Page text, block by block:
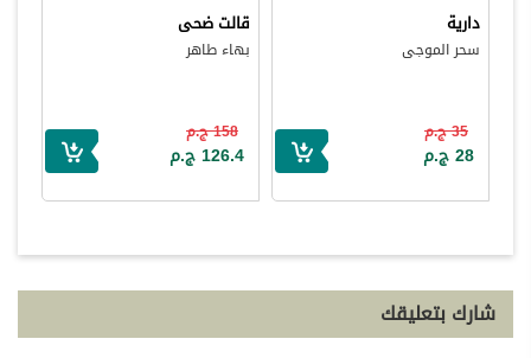
دارية
سحر الموجى
35 ج.م
28 ج.م
قالت ضحى
بهاء طاهر
158 ج.م
126.4 ج.م
شارك بتعليقك